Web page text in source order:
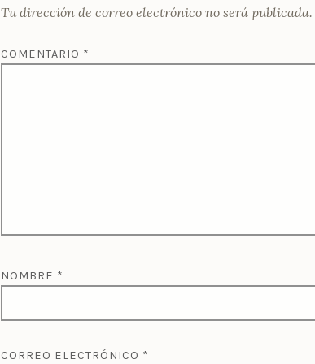
Tu dirección de correo electrónico no será publicada.
COMENTARIO *
NOMBRE *
CORREO ELECTRÓNICO *